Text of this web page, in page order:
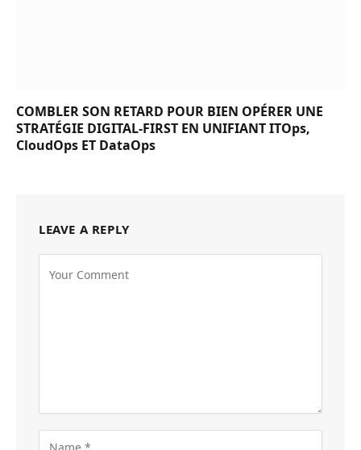
COMBLER SON RETARD POUR BIEN OPÉRER UNE
STRATÉGIE DIGITAL-FIRST EN UNIFIANT ITOps,
CloudOps ET DataOps
LEAVE A REPLY